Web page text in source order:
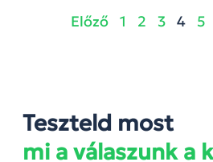
Előző 1 2 3 4 5
Teszteld most
mi a válaszunk a